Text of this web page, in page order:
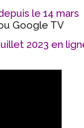
le 14 mars
Google TV
2023 en